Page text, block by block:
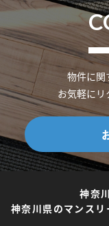
物件に関
お気軽にリ
神奈
神奈川県のマンス